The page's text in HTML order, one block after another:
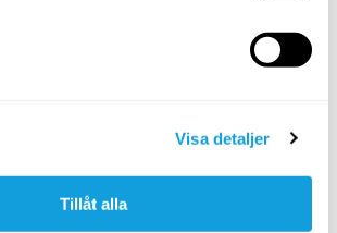
Visa detaljer
Tillåt alla